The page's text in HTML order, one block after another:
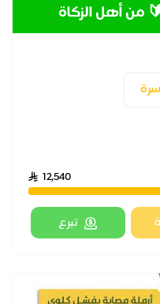
12,540
تبرع